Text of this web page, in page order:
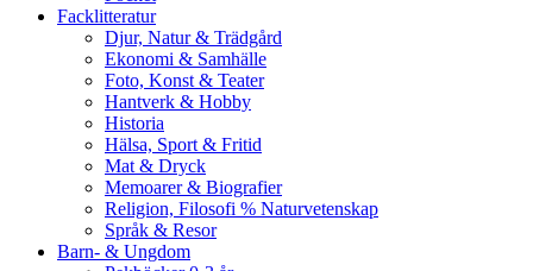
Facklitteratur
Djur, Natur & Trädgård
Ekonomi & Samhälle
Foto, Konst & Teater
Hantverk & Hobby
Historia
Hälsa, Sport & Fritid
Mat & Dryck
Memoarer & Biografier
Religion, Filosofi % Naturvetenskap
Språk & Resor
Barn- & Ungdom